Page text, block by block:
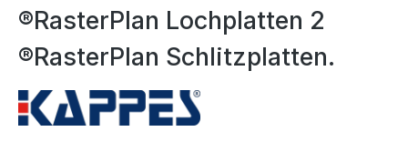
®RasterPlan Lochplatten 2
®RasterPlan Schlitzplatten.